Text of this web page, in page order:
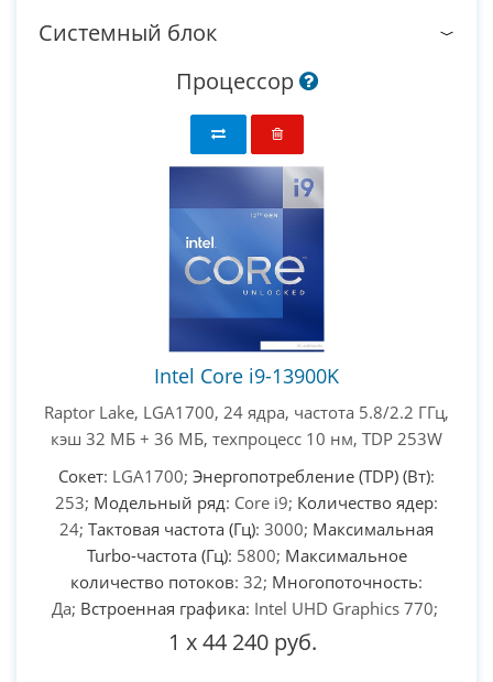
Системный блок
Процессор
Intel Core i9-13900K
Raptor Lake, LGA1700, 24 ядра, частота 5.8/2.2 ГГц,
кэш 32 МБ + 36 МБ, техпроцесс 10 нм, TDP 253W
Сокет: LGA1700; Энергопотребление (TDP) (Вт):
253; Модельный ряд: Core i9; Количество ядер:
24; Тактовая частота (Гц): 3000; Максимальная
Turbo-частота (Гц): 5800; Максимальное
количество потоков: 32; Многопоточность:
Да; Встроенная графика: Intel UHD Graphics 770;
1 x44 240 руб.